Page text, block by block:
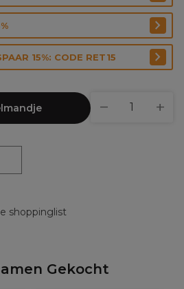
15%: CODE RET15
shoppinglist
Gekocht